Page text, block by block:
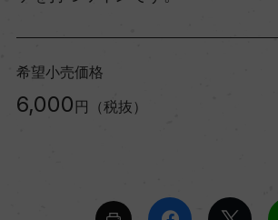
希望小売価格
6,000 円（税抜）